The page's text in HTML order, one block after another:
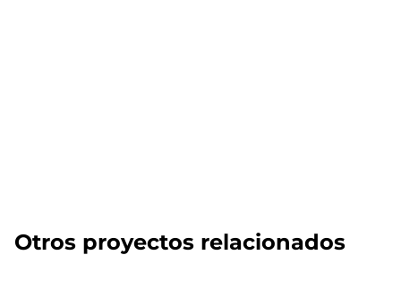
Otros proyectos relacionados